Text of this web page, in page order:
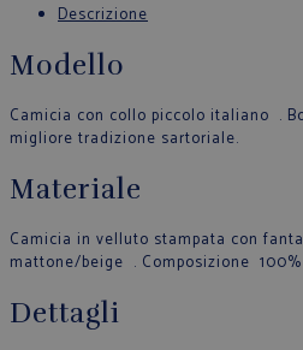
Descrizione
Modello
Camicia con collo piccolo italiano .
migliore tradizione sartoriale.
Materiale
Camicia in velluto stampata con
mattone/beige . Composizione 100%
Dettagli